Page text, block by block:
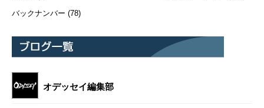
バックナンバー (78)
オデッセイ編集部